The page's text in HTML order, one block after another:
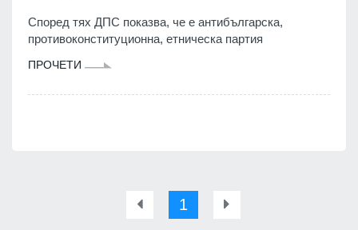
Според тях ДПС показва, че е антибългарска,
противоконституционна, етническа партия
ПРОЧЕТИ
1